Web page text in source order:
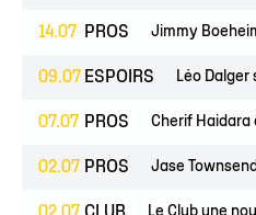
14.07 PROS Jimmy
09.07 ESPOIRS Léo Dalger
07.07 PROS Cherif Haidara
02.07 PROS Jase